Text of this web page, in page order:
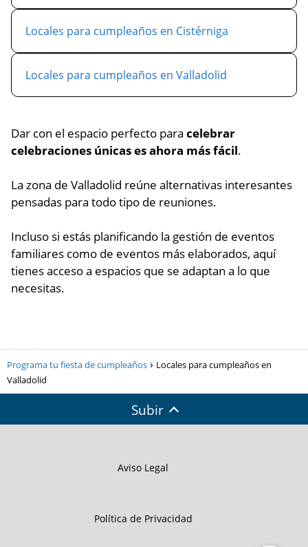
Locales para cumpleaños en Cistérniga
Locales para cumpleaños en Valladolid
Dar con el espacio perfecto para celebrar
celebraciones únicas es ahora más fácil.
La zona de Valladolid reúne alternativas interesantes
pensadas para todo tipo de reuniones.
Incluso si estás planificando la gestión de eventos
familiares como de eventos más elaborados, aquí
tienes acceso a espacios que se adaptan a lo que
necesitas.
Programa tu fiesta de cumpleaños
Locales para cumpleaños en
Valladolid
Subir
Aviso Legal
Política de Privacidad